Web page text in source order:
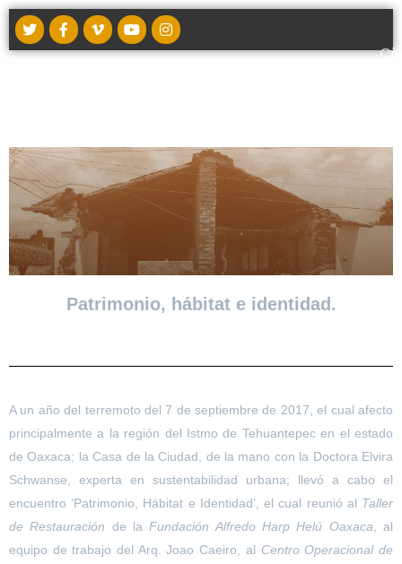
Patrimonio, hábitat e identidad.
A un año del terremoto del 7 de septiembre de 2017, el cual afecto
principalmente a la región del Istmo de Tehuantepec en el estado
de Oaxaca; la Casa de la Ciudad, de la mano con la Doctora Elvira
Schwanse, experta en sustentabilidad urbana; llevó a cabo el
encuentro ‘Patrimonio, Hábitat e Identidad’, el cual reunió al Taller
de Restauración de laFundación Alfredo Harp Helú Oaxaca , al
equipo de trabajo del Arq. Joao Caeiro, al Centro Operacional de